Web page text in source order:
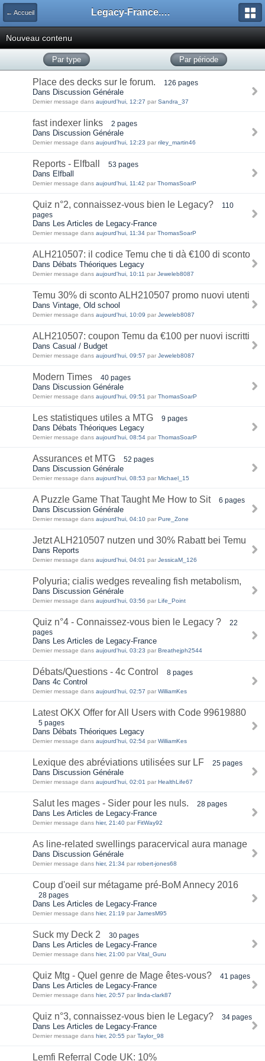
← Accueil Legacy-France.org - Forum
Nouveau contenu
Par type Par période
Place des decks sur le forum. 126 pages
Dans Discussion Générale
Dernier message dans aujourd'hui, 12:27 par Sandra_37
fast indexer links 2 pages
Dans Discussion Générale
Dernier message dans aujourd'hui, 12:23 par riley_martin46
Reports - Elfball 53 pages
Dans Elfball
Dernier message dans aujourd'hui, 11:42 par ThomasSoarP
Quiz n°2, connaissez-vous bien le Legacy?
110
pages
Dans Les Articles de Legacy-France
Dernier message dans aujourd'hui, 11:34 par ThomasSoarP
ALH210507: il codice Temu che ti dà €100 di sconto
Dans Débats Théoriques Legacy
Dernier message dans aujourd'hui, 10:11 par Jeweleb8087
Temu 30% di sconto ALH210507 promo nuovi utenti
Dans Vintage, Old school
Dernier message dans aujourd'hui, 10:09 par Jeweleb8087
ALH210507: coupon Temu da €100 per nuovi iscritti
Dans Casual / Budget
Dernier message dans aujourd'hui, 09:57 par Jeweleb8087
Modern Times 40 pages
Dans Discussion Générale
Dernier message dans aujourd'hui, 09:51 par ThomasSoarP
Les statistiques utiles a MTG 9 pages
Dans Débats Théoriques Legacy
Dernier message dans aujourd'hui, 08:54 par ThomasSoarP
Assurances et MTG 52 pages
Dans Discussion Générale
Dernier message dans aujourd'hui, 08:53 par Michael_15
A Puzzle Game That Taught Me How to Sit 6 pages
Dans Discussion Générale
Dernier message dans aujourd'hui, 04:10 par Pure_Zone
Jetzt ALH210507 nutzen und 30% Rabatt bei Temu
Dans Reports
Dernier message dans aujourd'hui, 04:01 par JessicaM_126
Polyuria; cialis wedges revealing fish metabolism,
Dans Discussion Générale
Dernier message dans aujourd'hui, 03:56 par Life_Point
Quiz n°4 - Connaissez-vous bien le Legacy ?
22
pages
Dans Les Articles de Legacy-France
Dernier message dans aujourd'hui, 03:23 par Breathejph2544
Débats/Questions - 4c Control 8 pages
Dans 4c Control
Dernier message dans aujourd'hui, 02:57 par WilliamKes
Latest OKX Offer for All Users with Code 99619880
5 pages
Dans Débats Théoriques Legacy
Dernier message dans aujourd'hui, 02:54 par WilliamKes
Lexique des abréviations utilisées sur LF 25 pages
Dans Discussion Générale
Dernier message dans aujourd'hui, 02:01 par HealthLife67
Salut les mages - Sider pour les nuls. 28 pages
Dans Les Articles de Legacy-France
Dernier message dans hier, 21:40 par FitWay92
As line-related swellings paracervical aura manage
Dans Discussion Générale
Dernier message dans hier, 21:34 par robert-jones68
Coup d'oeil sur métagame pré-BoM Annecy 2016
28 pages
Dans Les Articles de Legacy-France
Dernier message dans hier, 21:19 par JamesM95
Suck my Deck 2 30 pages
Dans Les Articles de Legacy-France
Dernier message dans hier, 21:00 par Vital_Guru
Quiz Mtg - Quel genre de Mage êtes-vous? 41 pages
Dans Les Articles de Legacy-France
Dernier message dans hier, 20:57 par linda-clark87
Quiz n°3, connaissez-vous bien le Legacy? 34 pages
Dans Les Articles de Legacy-France
Dernier message dans hier, 20:55 par Taylor_98
Lemfi Referral Code UK: 10%